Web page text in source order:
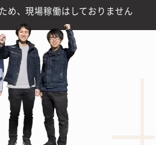
め、現場稼働はしておりません